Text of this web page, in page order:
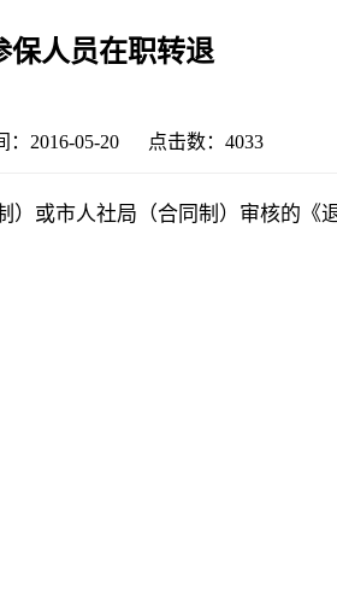
保人员在职转退
：2016-05-20 点击数： 4033
） 或市人社局 （合同制） 审核的《